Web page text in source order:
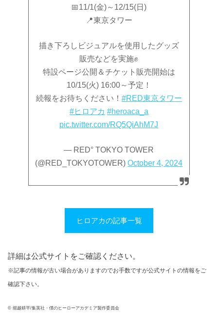
📅11/1(金)～12/15(日)
📍東京タワー
描き下ろしビジュアルを使用したグッズ
販売などを実施✊
特設ページ公開＆チケット販売開始は
10/15(火) 16:00～予定！
続報をお待ちください！ #RED東京タワー
#ヒロアカ #heroaca_a
pic.twitter.com/RQ5QiAhM7J
— RED° TOKYO TOWER
(@RED_TOKYOTOWER)October 4, 2024
ヒロアカの記事一覧
詳細は公式サイトをご確認ください。
※記事の情報が古い場合がありますのでお手数ですが公式サイトの情報をご
確認下さい。
© 堀越耕平/集英社・僕のヒーローアカデミア製作委員会